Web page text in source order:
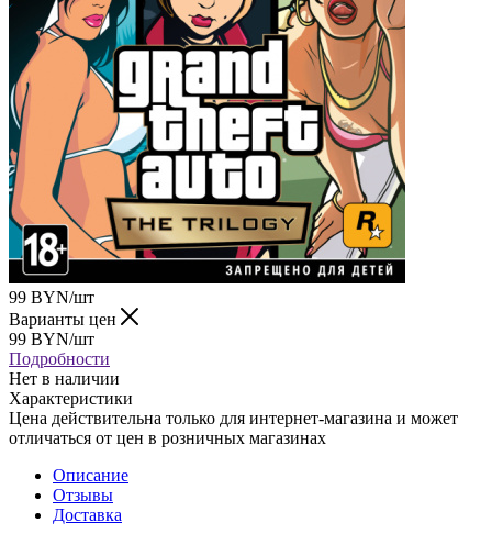
99 BYN/шт
Варианты цен
99 BYN/шт
Подробности
Нет в наличии
Характеристики
Цена действительна только для интернет-магазина и может
отличаться от цен в розничных магазинах
Описание
Отзывы
Доставка